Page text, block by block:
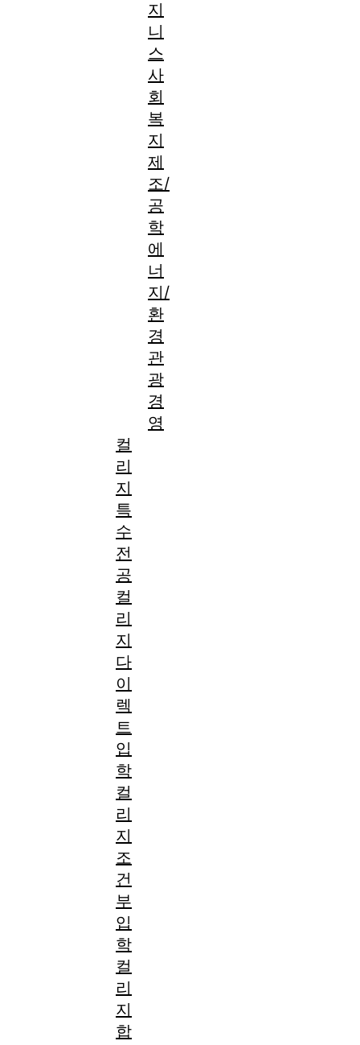
지
니
스
사
회
복
지
제
조/
공
학
에
너
지/
환
경
관
광
경
영
컬
리
지
특
수
전
공
컬
리
지
다
이
렉
트
입
학
컬
리
지
조
건
부
입
학
컬
리
지
합